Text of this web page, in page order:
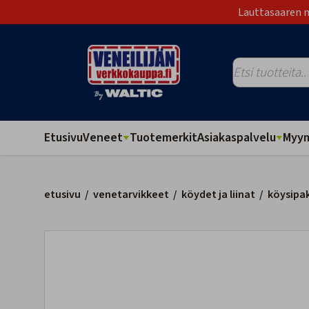
Lauttasaaren
EtusivuVeneet TuotemerkitAsiakaspalvelu
etusivu / venetarvikkeet / köydet ja liinat /